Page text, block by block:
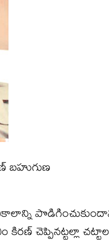
బహుగుణ
చెప్పినట్టల్లా